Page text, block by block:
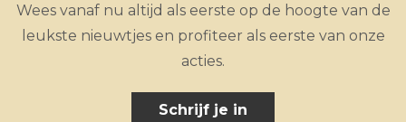
Wees vanaf nu altijd als eerste op de hoogte van de
leukste nieuwtjes en profiteer als eerste van onze
acties.
Schrijf je in